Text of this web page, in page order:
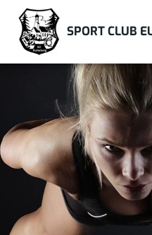
SPORT CLUB